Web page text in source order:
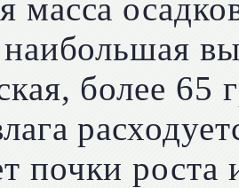
масса
более 65
почки роста